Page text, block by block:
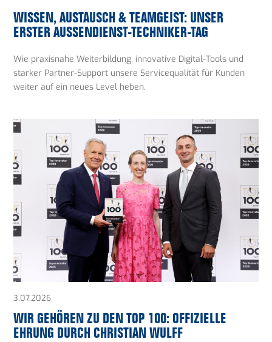
WISSEN, AUSTAUSCH & TEAMGEIST: UNSER
ERSTER AUSSENDIENST-TECHNIKER-TAG
Wie praxisnahe Weiterbildung, innovative Digital-Tools und
starker Partner-Support unsere Servicequalität für Kunden
weiter auf ein neues Level heben.
3.07.2026
WIR GEHÖREN ZU DEN TOP 100: OFFIZIELLE
EHRUNG DURCH CHRISTIAN WULFF